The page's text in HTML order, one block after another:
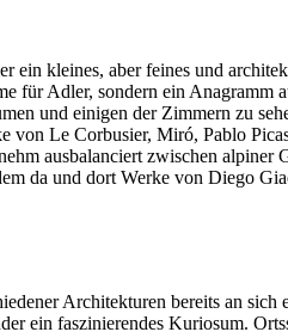
kleines, aber feines und
für Adler, sondern ein
und einigen der Zimmern zu
von Le Corbusier, Miró, Pablo
ausbalanciert zwischen
da und dort Werke von Diego
Architekturen bereits an
ein faszinierendes Kuriosum.